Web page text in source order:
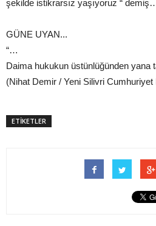
şekilde istikrarsız yaşıyoruz “
GÜNE UYAN...
“…
Daima hukukun üstünlüğünden yana
(Nihat Demir / Yeni Silivri Cumhuriyet
ETİKETLER